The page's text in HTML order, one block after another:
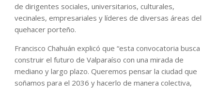
de dirigentes sociales, universitarios, culturales,
vecinales, empresariales y líderes de diversas áreas del
quehacer porteño.
Francisco Chahuán explicó que “esta convocatoria busca
construir el futuro de Valparaíso con una mirada de
mediano y largo plazo. Queremos pensar la ciudad que
soñamos para el 2036 y hacerlo de manera colectiva,